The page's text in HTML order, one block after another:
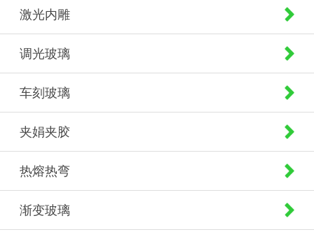
激光内雕
调光玻璃
车刻玻璃
夹娟夹胶
热熔热弯
渐变玻璃